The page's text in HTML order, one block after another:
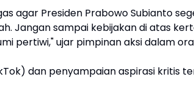
agar Presiden Prabowo Subianto
Jangan sampai kebijakan di atas
pertiwi," ujar pimpinan aksi dalam
dan penyampaian aspirasi kritis